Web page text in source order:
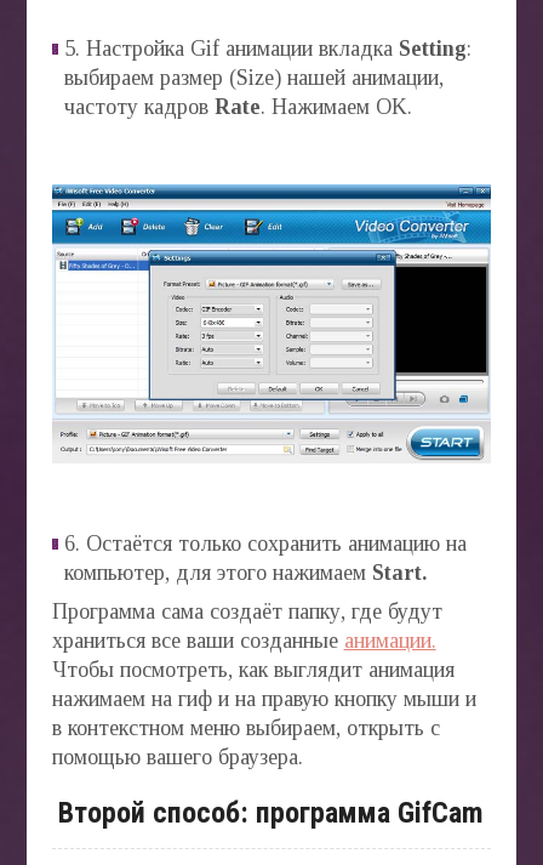
5. Настройка Gif анимации вкладка Setting:
выбираем размер (Size) нашей анимации,
частоту кадров Rate. Нажимаем OK.
6. Остаётся только сохранить анимацию на
компьютер, для этого нажимаемStart.
Программа сама создаёт папку, где будут
храниться все ваши созданные анимации.
Чтобы посмотреть, как выглядит анимация
нажимаем на гиф и на правую кнопку мыши и
в контекстном меню выбираем, открыть с
помощью вашего браузера.
Второй способ: программа GifCam